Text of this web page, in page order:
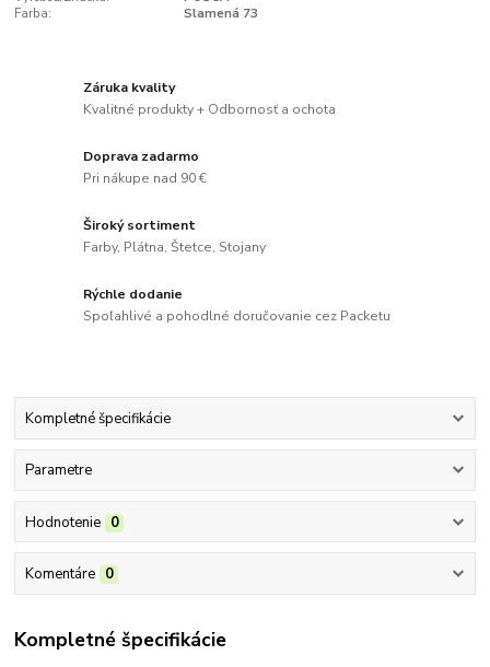
Farba:
Slamená 73
Záruka kvality
Kvalitné produkty + Odbornosť a ochota
Doprava zadarmo
Pri nákupe nad 90 €
Široký sortiment
Farby, Plátna, Štetce, Stojany
Rýchle dodanie
Spoľahlivé a pohodlné doručovanie cez Packetu
Kompletné špecifikácie
Parametre
Hodnotenie 0
Komentáre 0
Kompletné špecifikácie